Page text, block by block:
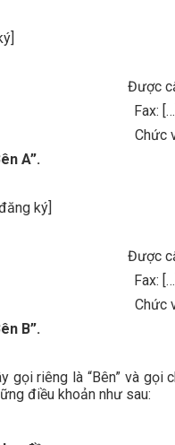
[…] Được cấp
[…]
[…] Chức vụ:
A”.
ký]
[…] Được cấp
[…]
[…] Chức vụ:
B”.
gọi riêng là “Bên” và gọi
điều khoản như sau: